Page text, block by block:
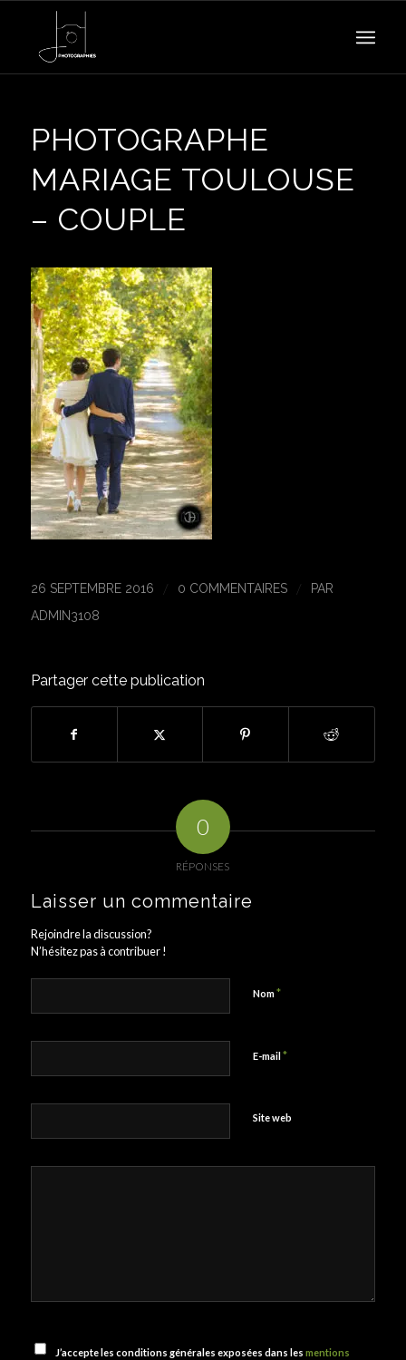
PHOTOGRAPHE
MARIAGE TOULOUSE
– COUPLE
26 SEPTEMBRE 2016 / 0 COMMENTAIRES /
PAR
ADMIN3108
Partager cette publication
0
RÉPONSES
Laisser un commentaire
Rejoindre la discussion?
N’hésitez pas à contribuer !
Nom*
E-mail *
Site web
J’accepte les conditions générales exposées dans lesmentions